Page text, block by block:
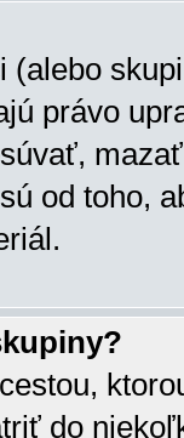
(alebo
právo
od toho,
do